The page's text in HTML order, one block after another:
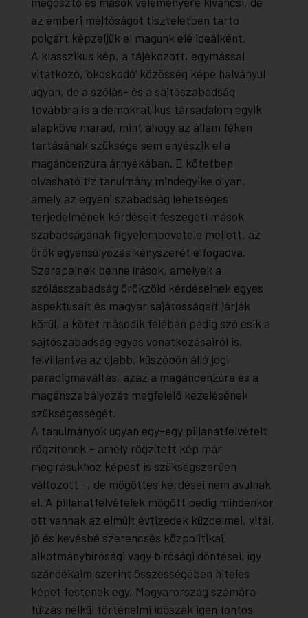
az emberi méltóságot tiszteletben tartó
polgárt képzeljük el magunk elé ideálként.
A klasszikus kép, a tájékozott, egymással
vitatkozó, ‘okoskodó’ közösség képe halványul
ugyan, de a szólás- és a sajtószabadság
továbbra is a demokratikus társadalom egyik
alapköve marad, mint ahogy az állam féken
tartásának szüksége sem enyészik el a
magáncenzúra árnyékában. E kötetben
olvasható tíz tanulmány mindegyike olyan,
amely az egyéni szabadság lehetséges
terjedelmének kérdéseit feszegeti mások
szabadságának figyelembevétele mellett, az
örök egyensúlyozás kényszerét elfogadva.
Szerepelnek benne írások, amelyek a
szólásszabadság örökzöld kérdéseinek egyes
aspektusait és magyar sajátosságait járják
körül, a kötet második felében pedig szó esik a
sajtószabadság egyes vonatkozásairól is,
felvillantva az újabb, küszöbön álló jogi
paradigmaváltás, azaz a magáncenzúra és a
magánszabályozás megfelelő kezelésének
szükségességét.
A tanulmányok ugyan egy-egy pillanatfelvételt
rögzítenek – amely rögzített kép már
megírásukhoz képest is szükségszerűen
változott –, de mögöttes kérdései nem avulnak
el. A pillanatfelvételek mögött pedig mindenkor
ott vannak az elmúlt évtizedek küzdelmei, vitái,
jó és kevésbé szerencsés közpolitikai,
alkotmánybírósági vagy bírósági döntései, így
szándékaim szerint összességében hiteles
képet festenek egy, Magyarország számára
túlzás nélkül történelmi időszak igen fontos